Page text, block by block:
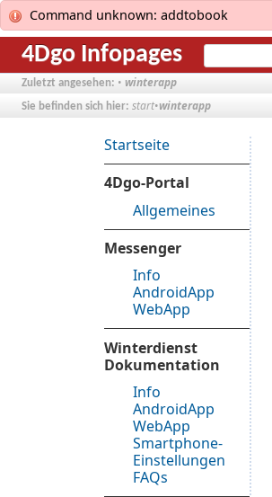
Command unknown: addtobook
4Dgo Infopages
Zuletzt angesehen: • winterapp
Sie befinden sich hier: start•winterapp
Startseite
4Dgo-Portal
Allgemeines
Messenger
Info
AndroidApp
WebApp
Winterdienst
Dokumentation
Info
AndroidApp
WebApp
Smartphone-
Einstellungen
FAQs